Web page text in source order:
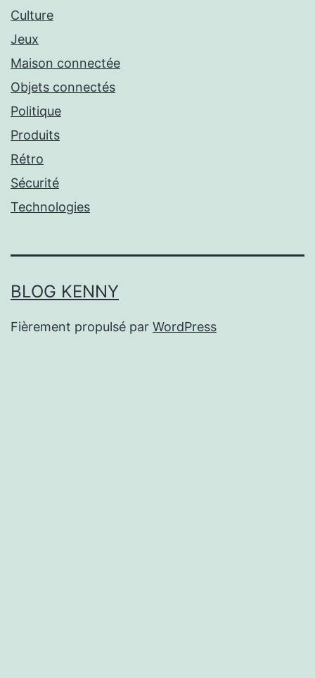
Culture
Jeux
Maison connectée
Objets connectés
Politique
Produits
Rétro
Sécurité
Technologies
BLOG KENNY
Fièrement propulsé par WordPress